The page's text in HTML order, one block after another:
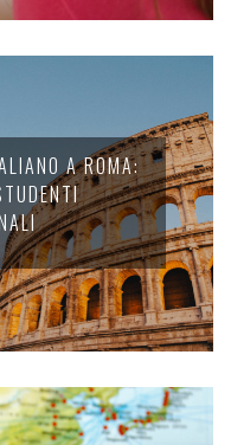
A ROMA: